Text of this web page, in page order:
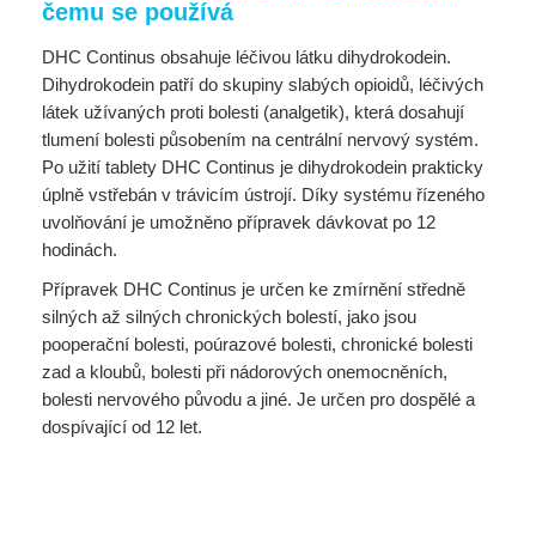
čemu se používá
DHC Continus obsahuje léčivou látku dihydrokodein.
Dihydrokodein patří do skupiny slabých opioidů, léčivých
látek užívaných proti bolesti (analgetik), která dosahují
tlumení bolesti působením na centrální nervový systém.
Po užití tablety DHC Continus je dihydrokodein prakticky
úplně vstřebán v trávicím ústrojí. Díky systému řízeného
uvolňování je umožněno přípravek dávkovat po 12
hodinách.
Přípravek DHC Continus je určen ke zmírnění středně
silných až silných chronických bolestí, jako jsou
pooperační bolesti, poúrazové bolesti, chronické bolesti
zad a kloubů, bolesti při nádorových onemocněních,
bolesti nervového původu a jiné. Je určen pro dospělé a
dospívající od 12 let.